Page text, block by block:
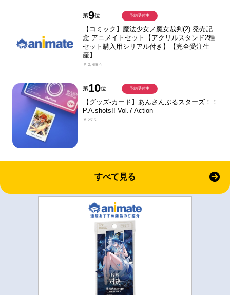
第9位
【コミック】魔法少女ノ魔女裁判(2) 発売記
念 アニメイトセット【アクリルスタンド2種
セット購入用シリアル付き】【完全受注生
産】
￥2,684
予約受付中
第10位
【グッズ-カード】あんさんぶるスターズ！！
P.A.shots!! Vol.7 Action
￥275
予約受付中
すべて見る